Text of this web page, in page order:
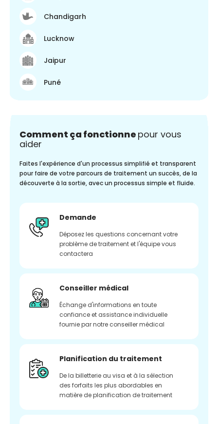
Chandigarh
Lucknow
Jaipur
Puné
Comment ça fonctionne pour vous
aider
Faites l'expérience d'un processus simplifié et transparent
pour faire de votre parcours de traitement un succès, de la
découverte à la sortie, avec un processus simple et fluide.
Demande
Déposez les questions concernant votre
problème de traitement et l'équipe vous
contactera
Conseiller médical
Échange d'informations en toute
confiance et assistance individuelle
fournie par notre conseiller médical
Planification du traitement
De la billetterie au visa et à la sélection
des forfaits les plus abordables en
matière de planification de traitement